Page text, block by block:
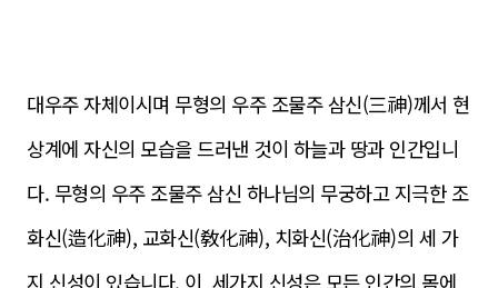
대우주 자체이시며 무형의 우주 조물주 삼신(三神)께서 현
상계에 자신의 모습을 드러낸 것이 하늘과 땅과 인간입니
다. 무형의 우주 조물주 삼신 하나님의 무궁하고 지극한 조
화신(造化神), 교화신(敎化神), 치화신(治化神)의 세 가
지 신성이 있습니다. 이 세가지 신성은 모든 인간의 몸에